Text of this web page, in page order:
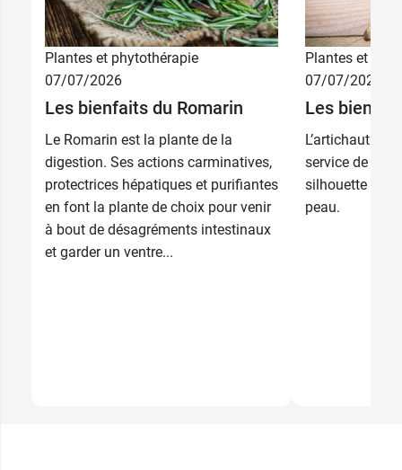
Plantes et phytothérapie
07/07/2026
Les bienfaits du Romarin
Le Romarin est la plante de la
digestion. Ses actions carminatives,
protectrices hépatiques et purifiantes
en font la plante de choix pour venir
à bout de désagréments intestinaux
et garder un ventre...
Plantes et
07/07/2026
Les
L’artichaut : le
service de
silhouette et
peau.